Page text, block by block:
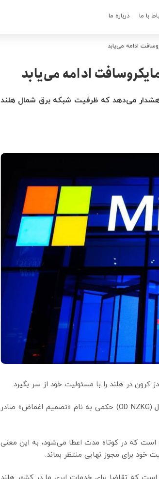
با ما درباره ما
ادامه می‌یابد
ادامه می‌یابد
می‌دهد که ظرفیت شبکه برق شمال هلند
کرون در هلند را با مسئولیت خود از سر بگیرد.
شهرداری هلندز کرون، از طریق آژانس محیط زیست منطقه دریای شمال (OD NZKG) حکمی به نام «تصمیم اغماض» صادر
است که در کوتاه مدت اعطا می‌شود، به این معنی
خود برای مجوز نهایی منتظر بماند.